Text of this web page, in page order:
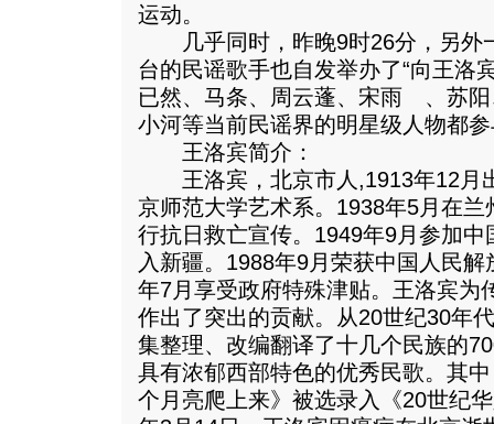
运动。
几乎同时，昨晚9时26分，另外
台的民谣歌手也自发举办了“向王洛
已然、马条、周云蓬、宋雨 、苏
小河等当前民谣界的明星级人物都
王洛宾简介：
王洛宾，北京市人,1913年12月
京师范大学艺术系。1938年5月在兰
行抗日救亡宣传。1949年9月参加
入新疆。1988年9月荣获中国人民
年7月享受政府特殊津贴。王洛宾为
作出了突出的贡献。从20世纪30年
集整理、改编翻译了十几个民族的
具有浓郁西部特色的优秀民歌。其
个月亮爬上来》被选录入《20世纪